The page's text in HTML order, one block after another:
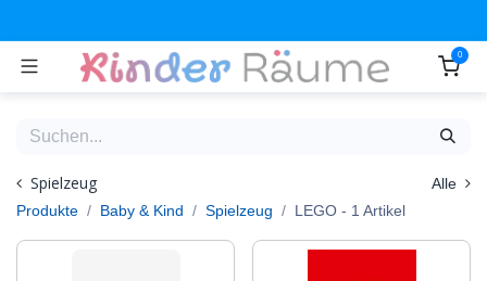
0
Spielzeug
Alle
Produkte
Baby & Kind Spielzeug LEGO - 1 Artikel